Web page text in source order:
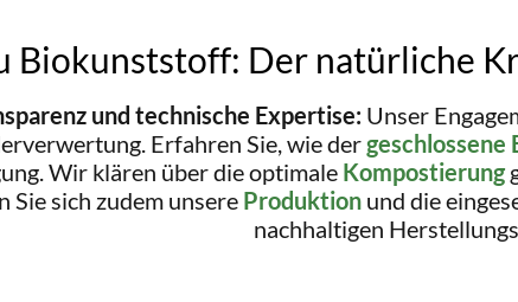
Biokunststoff: Der natürliche
und technische Expertise: Unser
Erfahren Sie, wie der
Wir klären über die optimale Kompostierung
Sie sich zudem unsere Produktion und die
nachhaltigen